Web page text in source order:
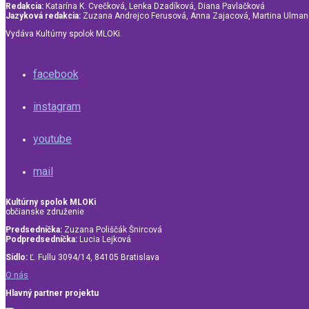
Redakcia: Katarína K. Cvečková, Lenka Dzadíková, Diana Pavlačková
Jazyková redakcia: Zuzana Andrejco Ferusová, Anna Zajacová, Martina
Vydáva Kultúrny spolok MLOKi.
facebook
instagram
youtube
mail
Kultúrny spolok MLOKi
občianske združenie
Predsedníčka: Zuzana Poliščák Šnircová
Podpredsedníčka: Lucia Lejková
Sídlo: Ľ. Fullu 3094/14, 84105 Bratislava
O nás
Hlavný partner projektu